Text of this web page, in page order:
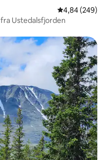
4,84 ud af 5 i
4,84 (249)
Ustedalsfjorden